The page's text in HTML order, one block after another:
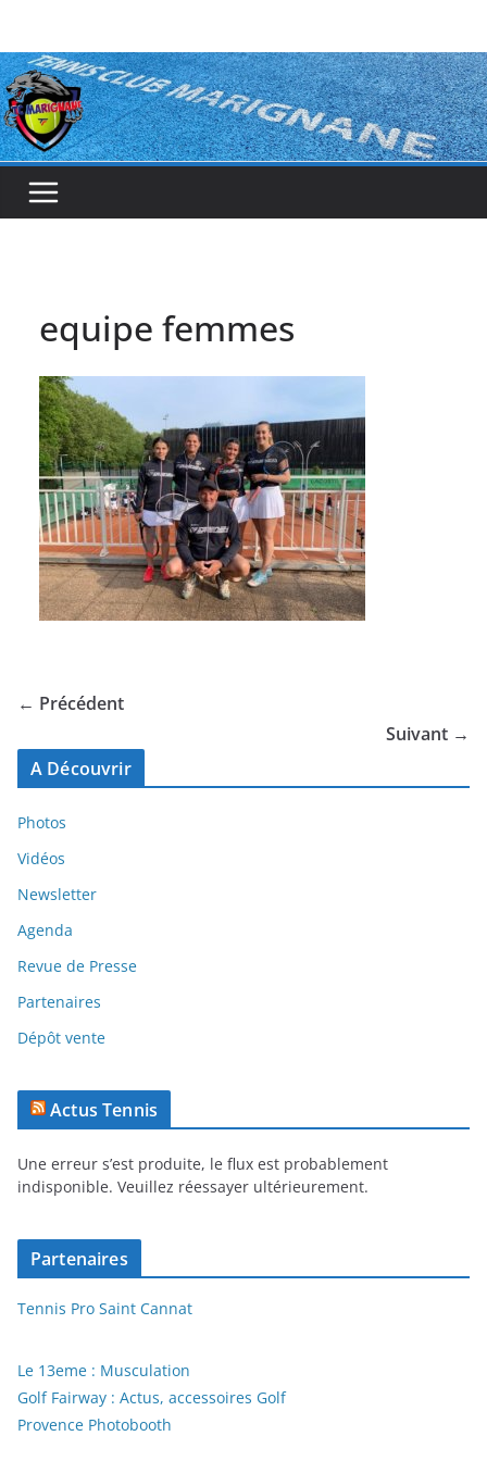
contenu
equipe femmes
← Précédent
Suivant →
A Découvrir
Photos
Vidéos
Newsletter
Agenda
Revue de Presse
Partenaires
Dépôt vente
Actus Tennis
Une erreur s’est produite, le flux est probablement
indisponible. Veuillez réessayer ultérieurement.
Partenaires
Tennis Pro Saint Cannat
Le 13eme : Musculation
Golf Fairway : Actus, accessoires Golf
Provence Photobooth